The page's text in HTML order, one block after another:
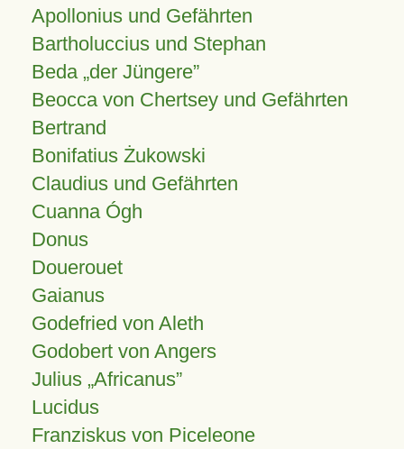
Apollonius und Gefährten
Bartholuccius und Stephan
Beda „der Jüngere”
Beocca von Chertsey und Gefährten
Bertrand
Bonifatius Żukowski
Claudius und Gefährten
Cuanna Ógh
Donus
Douerouet
Gaianus
Godefried von Aleth
Godobert von Angers
Julius Africanus
Lucidus
Franziskus von Piceleone